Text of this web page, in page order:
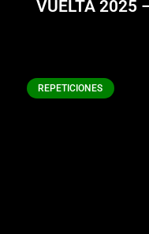
VUELTA 2025
REPETICIONES